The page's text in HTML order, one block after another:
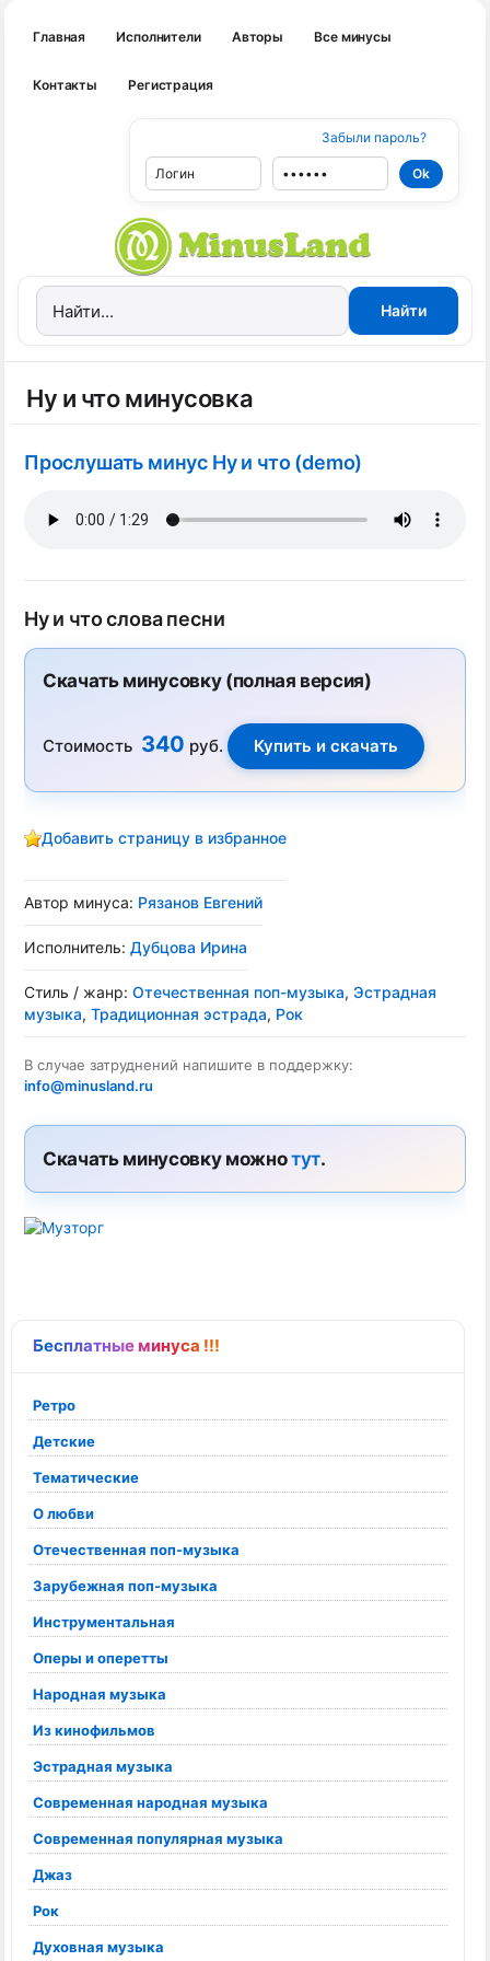
Главная Исполнители Авторы Все минусы
Контакты Регистрация
Забыли пароль?
Бесплатные минуса !!!
Ретро
Детские
Тематические
О любви
Отечественная поп-музыка
Зарубежная поп-музыка
Инструментальная
Оперы и оперетты
Народная музыка
Из кинофильмов
Эстрадная музыка
Современная народная музыка
Современная популярная музыка
Джаз
Рок
Духовная музыка
Ну и что минусовка
Прослушать минус Ну и что (demo)
Ну и что слова песни
Скачать минусовку (полная версия)
Стоимость 340 руб.
Добавить страницу в избранное
Автор минуса: Рязанов Евгений
Исполнитель: Дубцова Ирина
Стиль / жанр: Отечественная поп-музыка, Эстрадная
музыка, Традиционная эстрада, Рок
В случае затруднений напишите в поддержку:
info@minusland.ru
Скачать минусовку можнотут.